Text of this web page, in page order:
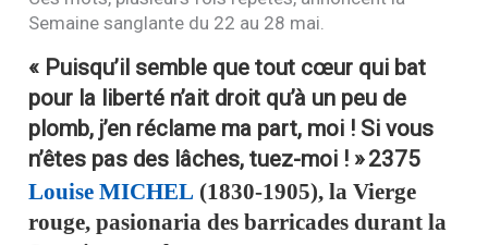
Semaine sanglante du 22 au 28 mai.
« Puisqu’il semble que tout cœur qui bat
pour la liberté n’ait droit qu’à un peu de
plomb, j’en réclame ma part, moi ! Si vous
n’êtes pas des lâches, tuez-moi ! »2375
LouiseMICHEL (1830-1905), la Vierge
rouge, pasionaria des barricades durant la